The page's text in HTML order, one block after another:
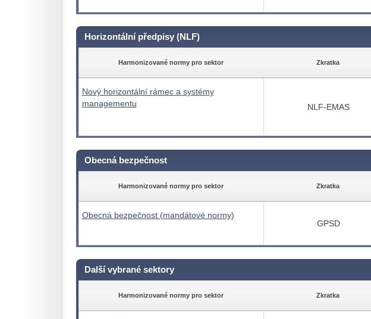
Horizontální předpisy (NLF)
Harmonizované normy pro sektor Zkratka
Nový horizontální rámec a systémy
managementu
NLF-EMAS
Obecná bezpečnost
Harmonizované normy pro sektor Zkratka
Obecná bezpečnost (mandátové normy)
GPSD
Další vybrané sektory
Harmonizované normy pro sektor Zkratka